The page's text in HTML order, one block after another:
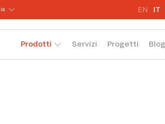
EN IT
Prodotti Servizi Progetti Blog